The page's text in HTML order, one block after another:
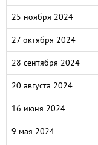
25 ноября 2024
27 октября 2024
28 сентября 2024
20 августа 2024
16 июня 2024
9 мая 2024